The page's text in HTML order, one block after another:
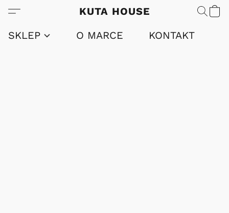
KUTA HOUSE
SKLEP
O MARCE KONTAKT